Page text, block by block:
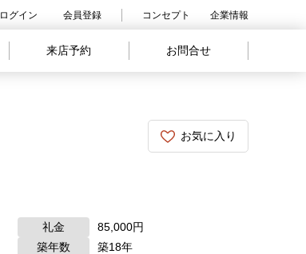
ログイン 会員登録 コンセプト 企業情報
来店予約 お問合せ
お気に入り
礼金
85,000円
築年数
築18年